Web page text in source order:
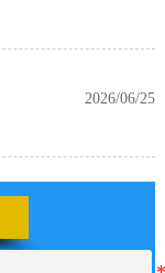
2026/06/25